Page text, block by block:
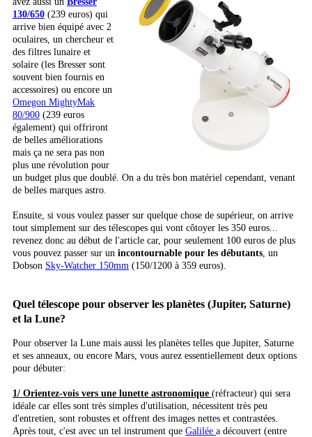
130/650 (239 euros) qui
arrive bien équipé avec 2
oculaires, un chercheur et
des filtres lunaire et
solaire (les Bresser sont
souvent bien fournis en
accessoires) ou encore un
Omegon MightyMak
80/900 (239 euros
également) qui offriront
de belles améliorations
mais ça ne sera pas non
plus une révolution pour
un budget plus que doublé. On a du très bon matériel cependant, venant
de belles marques astro.
Ensuite, si vous voulez passer sur quelque chose de supérieur, on arrive
tout simplement sur des télescopes qui vont côtoyer les 350 euros...
revenez donc au début de l'article car, pour seulement 100 euros de plus
vous pouvez passer sur un incontournable pour les débutants, un
Dobson Sky-Watcher 150mm (150/1200 à 359 euros).
Quel télescope pour observer les planètes (Jupiter, Saturne)
et la Lune?
Pour observer la Lune mais aussi les planètes telles que Jupiter, Saturne
et ses anneaux, ou encore Mars, vous aurez essentiellement deux options
pour débuter:
1/ Orientez-vois vers une lunette astronomique (réfracteur) qui sera
idéale car elles sont très simples d'utilisation, nécessitent très peu
d'entretien, sont robustes et offrent des images nettes et contrastées.
Après tout, c'est avec un tel instrument que Galilée a découvert (entre